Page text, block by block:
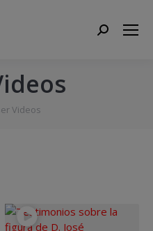
Search:
Videos